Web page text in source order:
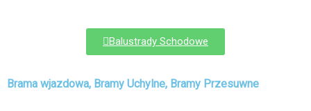
Balustrady Schodowe
Brama wjazdowa, Bramy Uchylne, Bramy Przesuwne